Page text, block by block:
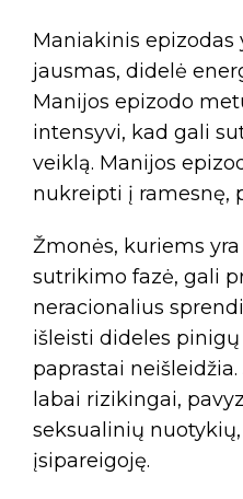
Maniakinis
jausmas, didelė
Manijos epizodo
intensyvi, kad gali
veiklą. Manijos
nukreipti į ramesnę,
Žmonės, kuriems
sutrikimo fazė, gali
neracionalius
išleisti dideles
paprastai
labai rizikingai,
seksualinių
įsipareigoję.